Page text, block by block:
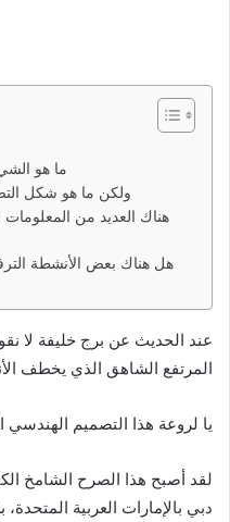
ما هو
ولكن ما هو شكل
هناك العديد من المعلومات
هل هناك بعض الأنشطة
عند الحديث عن برج خليفة لا
المرتفع الشاهق الذي يخطف
يا لروعة هذا التصميم الهندسي
لقد أصبح هذا الصرح الشامخ
دبي بالإمارات العربية